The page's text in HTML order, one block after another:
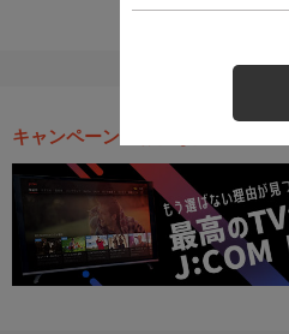
キャンペーン・お得な情報